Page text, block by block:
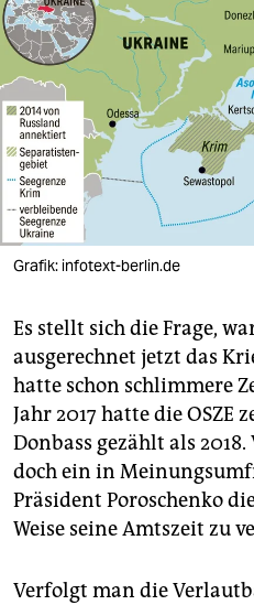
Grafik: infotext-berlin.de
Es stellt sich die Frage,
ausgerechnet jetzt das
hatte schon schlimmere
Jahr 2017 hatte die
Donbass gezählt als
doch ein in
Präsident Poroschenko
Weise seine Amtszeit zu
Verfolgt man die